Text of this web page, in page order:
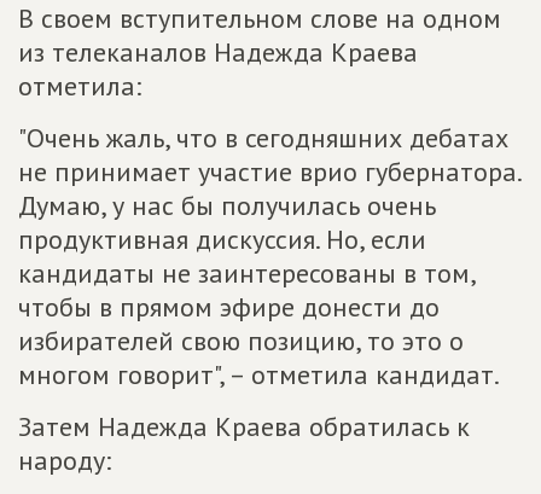
В своем вступительном слове на одном
из телеканалов Надежда Краева
отметила:
"Очень жаль, что в сегодняшних дебатах
не принимает участие врио губернатора.
Думаю, у нас бы получилась очень
продуктивная дискуссия. Но, если
кандидаты не заинтересованы в том,
чтобы в прямом эфире донести до
избирателей свою позицию, то это о
многом говорит", – отметила кандидат.
Затем Надежда Краева обратилась к
народу: